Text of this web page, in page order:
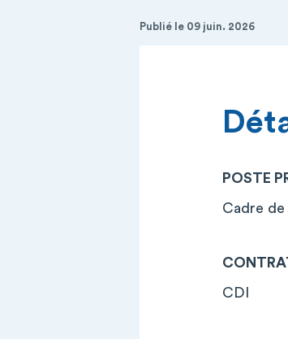
Publié le 09 juin. 2026
POSTE
Cadre
CDI